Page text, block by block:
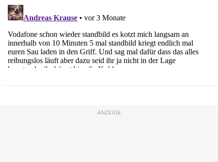
ANZEIGE